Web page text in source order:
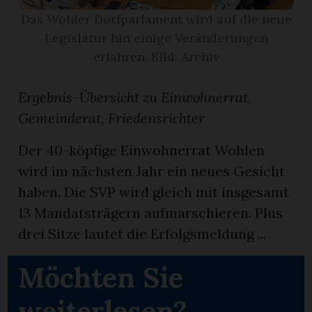
Ergebnis-Übersicht zu Einwohnerrat,
Gemeinderat, Friedensrichter
Der 40-köpfige Einwohnerrat Wohlen
wird im nächsten Jahr ein neues Gesicht
haben. Die SVP wird gleich mit insgesamt
13 Mandatsträgern aufmarschieren. Plus
drei Sitze lautet die Erfolgsmeldung ...
Möchten Sie